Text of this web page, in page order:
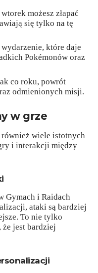
możesz złapać
się tylko na tę
które daje
Pokémonów oraz
co roku, powrót
odmienionych misji.
w grze
wiele istotnych
i interakcji między
Gymach i Raidach
ataki są bardziej
To nie tylko
że jest bardziej